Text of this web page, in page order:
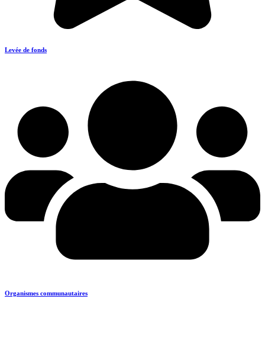
Levée de fonds
Organismes communautaires